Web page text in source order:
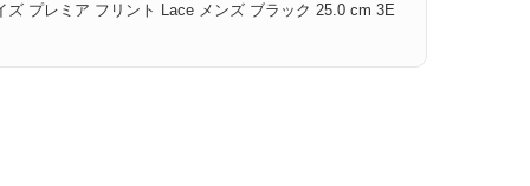
プレミア フリント Lace メンズ ブラック 25.0 cm 3E